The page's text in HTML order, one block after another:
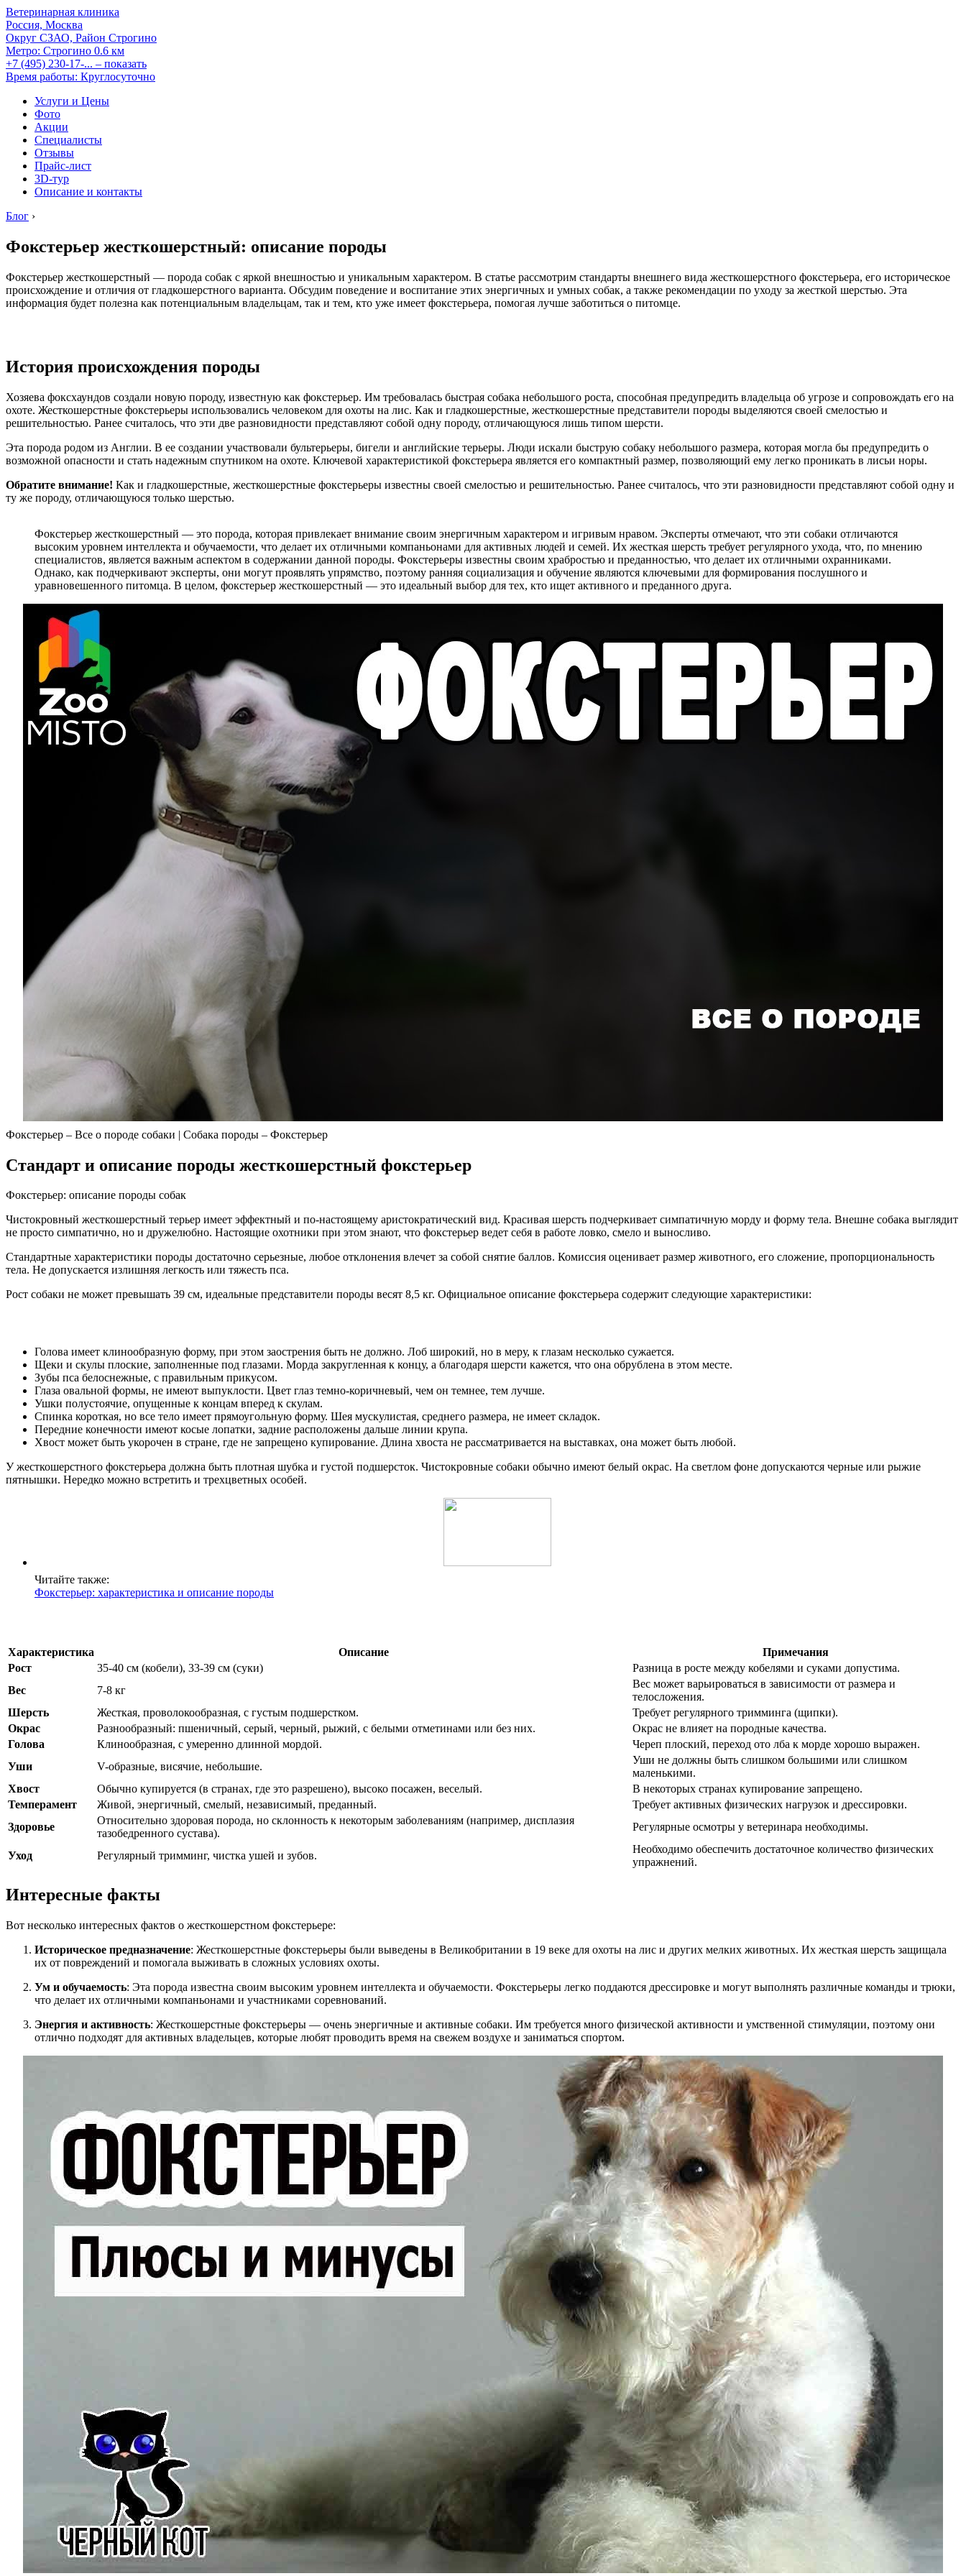
Ветеринарная клиника
Россия, Москва
Округ СЗАО, Район Строгино
Метро: Строгино 0.6 км
+7 (495) 230-17-... – показать
Время работы: Круглосуточно
Услуги и Цены
Фото
Акции
Специалисты
Отзывы
Прайс-лист
3D-тур
Описание и контакты
Блог ›
Фокстерьер жесткошерстный: описание породы
Фокстерьер жесткошерстный — порода собак с яркой внешностью и уникальным характером. В статье рассмотрим стандарты внешнего вида жесткошерстного фокстерьера, его историческое
происхождение и отличия от гладкошерстного варианта. Обсудим поведение и воспитание этих энергичных и умных собак, а также рекомендации по уходу за жесткой шерстью. Эта
информация будет полезна как потенциальным владельцам, так и тем, кто уже имеет фокстерьера, помогая лучше заботиться о питомце.
История происхождения породы
Хозяева фоксхаундов создали новую породу, известную как фокстерьер. Им требовалась быстрая собака небольшого роста, способная предупредить владельца об угрозе и сопровождать его на
охоте. Жесткошерстные фокстерьеры использовались человеком для охоты на лис. Как и гладкошерстные, жесткошерстные представители породы выделяются своей смелостью и
решительностью. Ранее считалось, что эти две разновидности представляют собой одну породу, отличающуюся лишь типом шерсти.
Эта порода родом из Англии. В ее создании участвовали бультерьеры, бигели и английские терьеры. Люди искали быструю собаку небольшого размера, которая могла бы предупредить о
возможной опасности и стать надежным спутником на охоте. Ключевой характеристикой фокстерьера является его компактный размер, позволяющий ему легко проникать в лисьи норы.
Обратите внимание! Как и гладкошерстные, жесткошерстные фокстерьеры известны своей смелостью и решительностью. Ранее считалось, что эти разновидности представляют собой одну и
ту же породу, отличающуюся только шерстью.
Фокстерьер жесткошерстный — это порода, которая привлекает внимание своим энергичным характером и игривым нравом. Эксперты отмечают, что эти собаки отличаются
высоким уровнем интеллекта и обучаемости, что делает их отличными компаньонами для активных людей и семей. Их жесткая шерсть требует регулярного ухода, что, по мнению
специалистов, является важным аспектом в содержании данной породы. Фокстерьеры известны своим храбростью и преданностью, что делает их отличными охранниками.
Однако, как подчеркивают эксперты, они могут проявлять упрямство, поэтому ранняя социализация и обучение являются ключевыми для формирования послушного и
уравновешенного питомца. В целом, фокстерьер жесткошерстный — это идеальный выбор для тех, кто ищет активного и преданного друга.
Фокстерьер – Все о породе собаки | Собака породы – Фокстерьер
Стандарт и описание породы жесткошерстный фокстерьер
Фокстерьер: описание породы собак
Чистокровный жесткошерстный терьер имеет эффектный и по-настоящему аристократический вид. Красивая шерсть подчеркивает симпатичную морду и форму тела. Внешне собака выглядит
не просто симпатично, но и дружелюбно. Настоящие охотники при этом знают, что фокстерьер ведет себя в работе ловко, смело и выносливо.
Стандартные характеристики породы достаточно серьезные, любое отклонения влечет за собой снятие баллов. Комиссия оценивает размер животного, его сложение, пропорциональность
тела. Не допускается излишняя легкость или тяжесть пса.
Рост собаки не может превышать 39 см, идеальные представители породы весят 8,5 кг. Официальное описание фокстерьера содержит следующие характеристики:
Голова имеет клинообразную форму, при этом заострения быть не должно. Лоб широкий, но в меру, к глазам несколько сужается.
Щеки и скулы плоские, заполненные под глазами. Морда закругленная к концу, а благодаря шерсти кажется, что она обрублена в этом месте.
Зубы пса белоснежные, с правильным прикусом.
Глаза овальной формы, не имеют выпуклости. Цвет глаз темно-коричневый, чем он темнее, тем лучше.
Ушки полустоячие, опущенные к концам вперед к скулам.
Спинка короткая, но все тело имеет прямоугольную форму. Шея мускулистая, среднего размера, не имеет складок.
Передние конечности имеют косые лопатки, задние расположены дальше линии крупа.
Хвост может быть укорочен в стране, где не запрещено купирование. Длина хвоста не рассматривается на выставках, она может быть любой.
У жесткошерстного фокстерьера должна быть плотная шубка и густой подшерсток. Чистокровные собаки обычно имеют белый окрас. На светлом фоне допускаются черные или рыжие
пятнышки. Нередко можно встретить и трехцветных особей.
Читайте также:
Фокстерьер: характеристика и описание породы
Характеристика Описание
Примечания
Рост
35-40 см (кобели), 33-39 см (суки)
Разница в росте между кобелями и суками допустима.
Вес
7-8 кг
Вес может варьироваться в зависимости от размера и
телосложения.
Шерсть
Жесткая, проволокообразная, с густым подшерстком.
Требует регулярного тримминга (щипки).
Окрас
Разнообразный: пшеничный, серый, черный, рыжий, с белыми отметинами или без них.
Окрас не влияет на породные качества.
Голова
Клинообразная, с умеренно длинной мордой.
Череп плоский, переход ото лба к морде хорошо выражен.
Уши
V-образные, висячие, небольшие.
Уши не должны быть слишком большими или слишком
маленькими.
Хвост
Обычно купируется (в странах, где это разрешено), высоко посажен, веселый.
В некоторых странах купирование запрещено.
Темперамент
Живой, энергичный, смелый, независимый, преданный.
Требует активных физических нагрузок и дрессировки.
Здоровье
Относительно здоровая порода, но склонность к некоторым заболеваниям (например, дисплазия
тазобедренного сустава).
Регулярные осмотры у ветеринара необходимы.
Уход Регулярный тримминг, чистка ушей и зубов.
Необходимо обеспечить достаточное количество физических
упражнений.
Интересные факты
Вот несколько интересных фактов о жесткошерстном фокстерьере:
Историческое предназначение: Жесткошерстные фокстерьеры были выведены в Великобритании в 19 веке для охоты на лис и других мелких животных. Их жесткая шерсть защищала
их от повреждений и помогала выживать в сложных условиях охоты.
Ум и обучаемость: Эта порода известна своим высоким уровнем интеллекта и обучаемости. Фокстерьеры легко поддаются дрессировке и могут выполнять различные команды и трюки,
что делает их отличными компаньонами и участниками соревнований.
Энергия и активность: Жесткошерстные фокстерьеры — очень энергичные и активные собаки. Им требуется много физической активности и умственной стимуляции, поэтому они
отлично подходят для активных владельцев, которые любят проводить время на свежем воздухе и заниматься спортом.